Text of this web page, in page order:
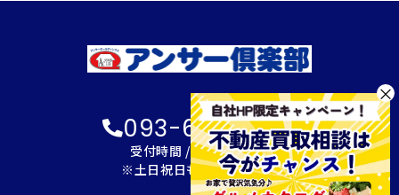
×
093-600-2622
受付時間 / 9:00～18:00
※土日祝日も対応可能です